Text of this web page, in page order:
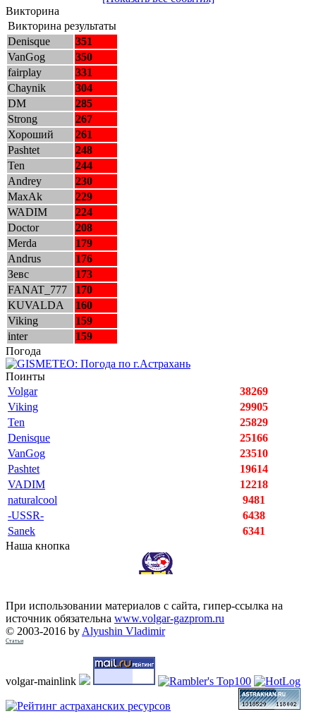
Викторина
Викторина результаты
Denisque
351
VanGog
350
fairplay
331
Chaynik
304
DM
285
Strong
267
Хороший
261
Pashtet
248
Ten
244
Andrey
230
MaxAk
229
WADIM
224
Doctor
208
Merda
179
Andrus
176
Зевс
173
FANAT_777
170
KUVALDA
160
Viking
159
inter
159
Погода
Поинты
Volgar
38269
Viking
29905
Ten
25829
Denisque
25166
VanGog
23510
Pashtet
19614
VADIM
12218
naturalcool
9481
-USSR-
6438
Sanek
6341
Наша кнопка
При использовании материалов с сайта, гипер-ссылка на
источник обязательна www.volgar-gazprom.ru
© 2003-2016 by Alyushin Vladimir
Статьи
volgar-mainlink